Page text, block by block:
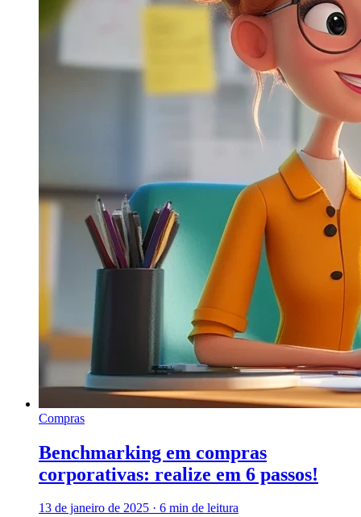
Compras
Benchmarking em compras
corporativas: realize em 6 passos!
13 de janeiro de 2025 · 6 min de leitura